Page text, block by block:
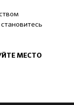
МЕСТО